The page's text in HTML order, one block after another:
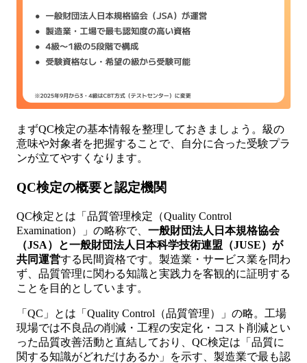
まずQC検定の基本情報を整理しておきましょう。級の
意味や対象者を把握することで、自分に合った受験プラ
ンが立てやすくなります。
QC検定の概要と認定機関
QC検定とは「品質管理検定（Quality Control
Examination）」の略称で、 一般財団法人日本規格協会
（JSA）と一般財団法人日本科学技術連盟（JUSE）が
共同運営する民間資格です。製造業・サービス業を問わ
ず、品質管理に関わる知識と実践力を客観的に証明する
ことを目的としています。
「QC」とは「Quality Control（品質管理）」の略。工場
現場では不良品の削減・工程の安定化・コスト削減とい
った品質改善活動と直結しており、QC検定は「品質に
関する知識がどれだけあるか」を示す、製造業で最も認